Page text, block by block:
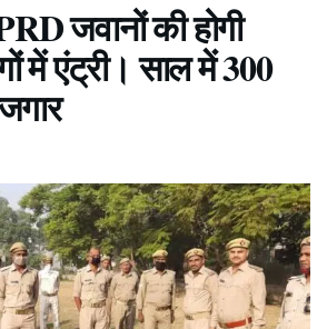
जवानों की होगी
में एंट्री। साल में 300